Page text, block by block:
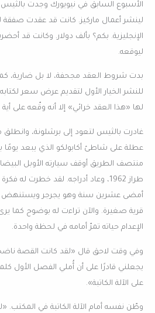
الأسبوع السابق في نيويورك وجدت بالثيس
لينشر أعمال ماركيز. كانت قد عقدت صفقة
الإنجليزية. بكم؟ بألف دولار. وكانت قد
ليوقعه.
بدت شروط العقد مجحفة، لا بل ضارية، كما
للنشر الخيار الأول لتقديم عرض سعر
لها «هذا العقد خرائي» إلا أنه وقّعه على
غادرت بالثيس لتعود إلى برشلونة، وانطلق
عطلة على شاطئ أكابولكو الذي يبعد يومًا
منتصف الطريق أوقف سيارته الأوبل
طراز 1962، وعاد أدراجه. لقد خطرت له
أمضى عشرين سنة وهو يجرجر ويستنهض
قرية صغيرة. والآن تراءت له بوضوح كما
الإعدام حياته تمرّ أمامه في لحظة واحدة.
وفي وقت لاحق قال «لقد كانت القصة
يجعلني قادرًا على أن أُملي الفصل
على الآلة الكاتبة».
وطّن نفسه أمام الآلة الكاتبة في